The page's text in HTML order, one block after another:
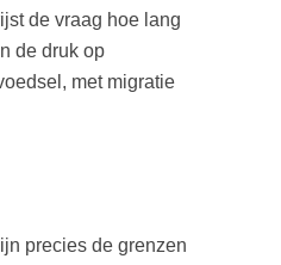
de vraag hoe lang
de druk op
met migratie
precies de grenzen